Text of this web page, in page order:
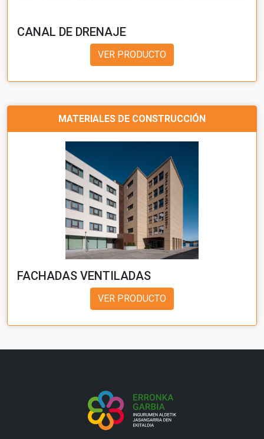
CANAL DE DRENAJE
VER PRODUCTO
MATERIALES DE CONSTRUCCIÓN
FACHADAS VENTILADAS
VER PRODUCTO